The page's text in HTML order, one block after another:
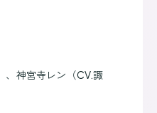
、神宮寺レン（CV.諏